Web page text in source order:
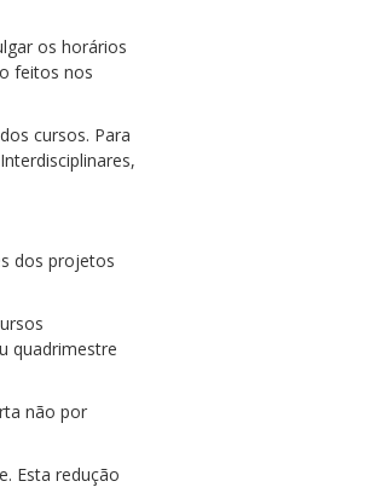
os horários
feitos nos
cursos. Para
dos projetos
quadrimestre
não por
Esta redução